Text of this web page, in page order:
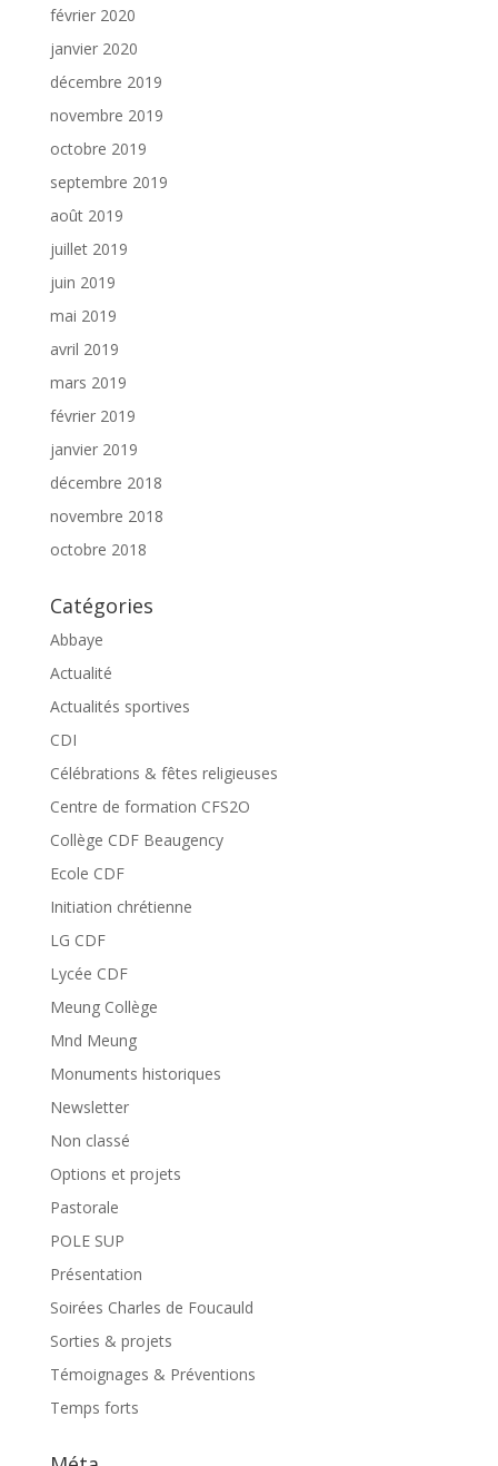
février 2020
janvier 2020
décembre 2019
novembre 2019
octobre 2019
septembre 2019
août 2019
juillet 2019
juin 2019
mai 2019
avril 2019
mars 2019
février 2019
janvier 2019
décembre 2018
novembre 2018
octobre 2018
Catégories
Abbaye
Actualité
Actualités sportives
CDI
Célébrations & fêtes religieuses
Centre de formation CFS2O
Collège CDF Beaugency
Ecole CDF
Initiation chrétienne
LG CDF
Lycée CDF
Meung Collège
Mnd Meung
Monuments historiques
Newsletter
Non classé
Options et projets
Pastorale
POLE SUP
Présentation
Soirées Charles de Foucauld
Sorties & projets
Témoignages & Préventions
Temps forts